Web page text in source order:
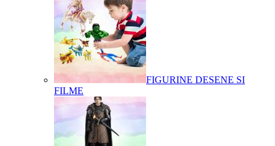
FIGURINE DESENE SI
FILME